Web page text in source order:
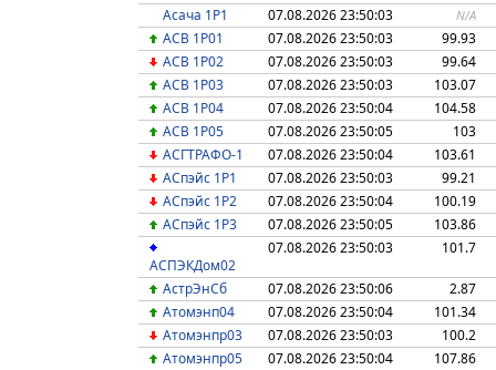
Асача 1P1
07.08.2026 23:50:03 N/A
АСВ 1Р01 07.08.2026 23:50:03
99.93
АСВ 1Р02
07.08.2026 23:50:03
99.64
АСВ 1Р03
07.08.2026 23:50:03
103.07
АСВ 1Р04
07.08.2026 23:50:04
104.58
АСВ 1Р05
07.08.2026 23:50:05
103
АСГТРАФО-1
07.08.2026 23:50:04
103.61
АСпэйс 1Р1
07.08.2026 23:50:03
99.21
АСпэйс 1Р2
07.08.2026 23:50:04
100.19
АСпэйс 1Р3
07.08.2026 23:50:05 103.86
АСПЭКДом02
07.08.2026 23:50:03 101.7
АстрЭнСб 07.08.2026 23:50:06
2.87
Атомэнп04
07.08.2026 23:50:04
101.34
Атомэнпр03
07.08.2026 23:50:03
100.2
Атомэнпр05
07.08.2026 23:50:04
107.86